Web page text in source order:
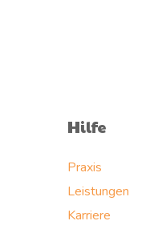
Hilfe
Praxis
Leistungen
Karriere